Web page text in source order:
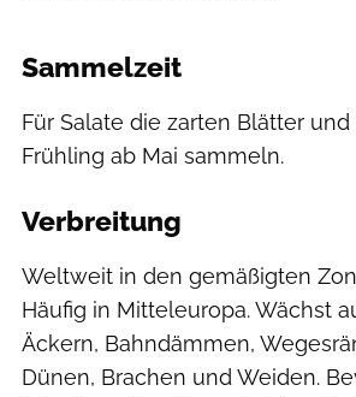
Sammelzeit
Für Salate die zarten Blätter
Frühling ab Mai sammeln.
Verbreitung
Weltweit in den gemäßigten
Häufig in Mitteleuropa. Wächst
Äckern, Bahndämmen,
Dünen, Brachen und Weiden.